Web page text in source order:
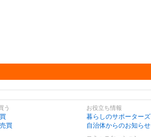
う
買
お役立ち情報
暮らしのサポーターズ
自治体からのお知らせ